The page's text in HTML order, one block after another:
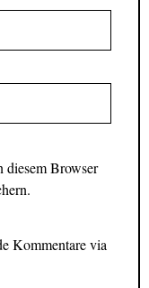
diesem Browser
Kommentare via